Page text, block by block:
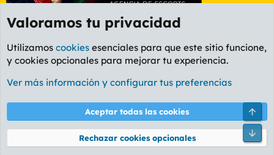
Foro General
Cookies
PL OLDSTYLE AMARILLO
Términos y reglas Política de privacidad Ayuda
Community platform by XenForo® © 2010-2026 XenForo Ltd.
Valoramos tu privacidad
Utilizamos cookies esenciales para que este sitio funcione,
y cookies opcionales para mejorar tu experiencia.
Ver más información y configurar tus preferencias
Aceptar todas las cookies
Rechazar cookies opcionales
Pie